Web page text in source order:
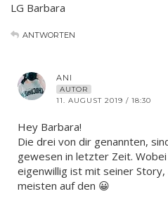
LG Barbara
ANTWORTEN
ANI
AUTOR
11. AUGUST 2019 / 18:30
Hey Barbara!
Die drei von dir genannten,
gewesen in letzter Zeit.
eigenwillig ist mit seiner Story,
meisten auf den 😀